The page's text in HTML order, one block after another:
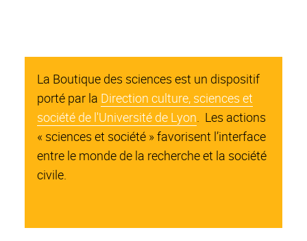
La Boutique des sciences est un dispositif
porté par la Direction culture, sciences et
société de l'Université de Lyon . Les actions
« sciences et société » favorisent l’interface
entre le monde de la recherche et la société
civile.